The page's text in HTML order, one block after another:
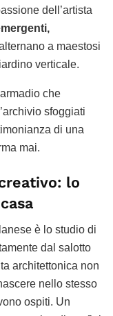
dell’artista
a maestosi
verticale.
che
sfoggiati
di una
mai.
lo
è lo studio di
dal salotto
architettonica non
nello stesso
ospiti. Un